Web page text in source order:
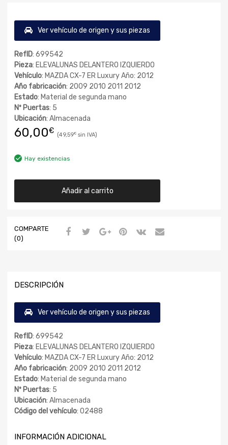
Ver vehículo de origen y sus piezas
RefID: 699542
Pieza: ELEVALUNAS DELANTERO IZQUIERDO
Vehículo: MAZDA CX-7 ER Luxury Año: 2012
Año fabricación: 2009 2010 2011 2012
Estado: Material de segunda mano
Nº Puertas: 5
Ubicación: Almacenada
60,00€ 49,59€
Hay existencias
Añadir al carrito
COMPARTE
(0)
DESCRIPCIÓN
Ver vehículo de origen y sus piezas
RefID: 699542
Pieza: ELEVALUNAS DELANTERO IZQUIERDO
Vehículo: MAZDA CX-7 ER Luxury Año: 2012
Año fabricación: 2009 2010 2011 2012
Estado: Material de segunda mano
Nº Puertas: 5
Ubicación: Almacenada
Código del vehículo: 02488
INFORMACIÓN ADICIONAL